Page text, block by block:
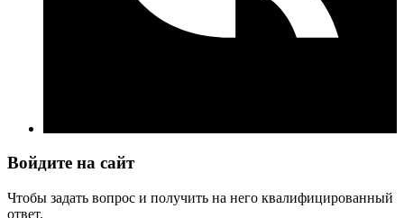
Войдите на сайт
Чтобы задать вопрос и получить на него квалифицированный
ответ.